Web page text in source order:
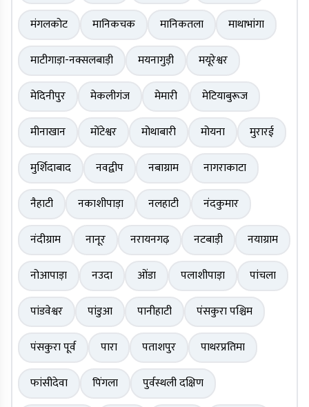
मंगलकोट मानिकचक मानिकतला
माथाभांगा
माटीगाड़ा-नक्सलबाड़ी
मयनागुड़ी
मयूरेश्वर
मेदिनीपुर
मेकलीगंज मेमारी
मेटियाबुरूज
मीनाखान
मोंटेश्वर मोथाबारी मोयना
मुरारई
मुर्शिदाबाद
नवद्वीप नबाग्राम
नागराकाटा
नैहाटी
नकाशीपाड़ा नलहाटी
नंदकुमार
नंदीग्राम
नानूर नरायनगढ़ नटबाड़ी
नयाग्राम
नोआपाड़ा
नउदा ओंडा पलाशीपाड़ा
पांचला
पांडवेश्वर
पांडुआ पानीहाटी
पंसकुरा पश्चिम
पंसकुरा पूर्व
पारा पताशपुर
पाथरप्रतिमा
फांसीदेवा
पिंगला
पुर्वस्थली दक्षिण